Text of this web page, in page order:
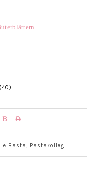
e Basta, Pastakolleg